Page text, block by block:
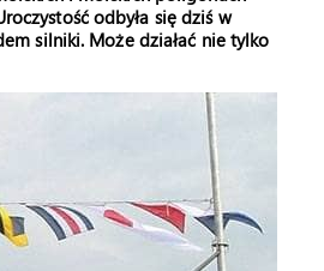
odbyła się dziś w
silniki. Może działać nie tylko